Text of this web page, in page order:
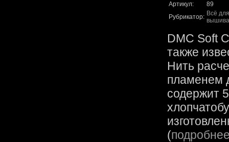
Артикул:
89
Рубрикатор: Всё
DMC Soft
также
Нить
пламенем
содержит
(